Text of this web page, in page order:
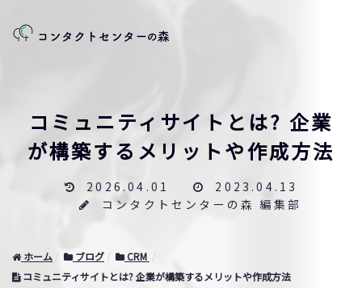
コミュニティサイトとは? 企業
が構築するメリットや作成方法
2026.04.01
2023.04.13
コンタクトセンターの森 編集部
ホーム ブログ
CRM
コミュニティサイトとは? 企業が構築するメリットや作成方法